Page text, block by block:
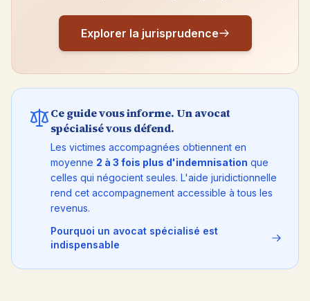
Explorer la jurisprudence
Ce guide vous informe. Un avocat
spécialisé vous défend.
Les victimes accompagnées obtiennent en
moyenne 2 à 3 fois plus d'indemnisation que
celles qui négocient seules. L'aide juridictionnelle
rend cet accompagnement accessible à tous les
revenus.
Pourquoi un avocat spécialisé est
indispensable